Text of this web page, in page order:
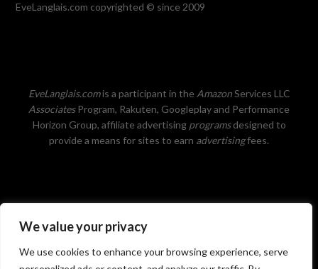
We value your privacy
We use cookies to enhance your browsing experience, serve
EveLanglais.com copyrighted © since 2009
EveLanglais.comis a participant in the AmazonServices LLC
AssociatesProgram, Rakuten, Googleplay and Performance
Horizon Group, affiliate advertising programsdesigned to
provide a means for sites to earn advertisingfees.